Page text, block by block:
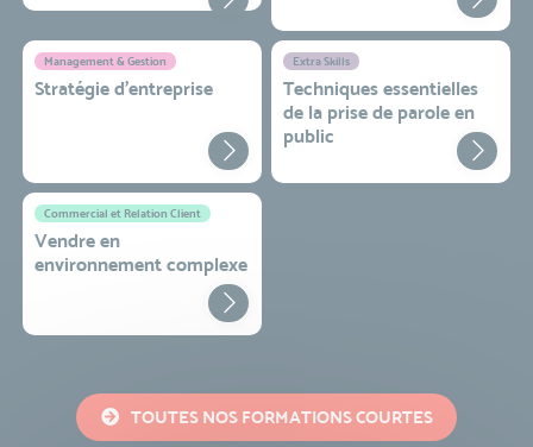
Management & Gestion
Stratégie d’entreprise
Extra Skills
Techniques essentielles
de la prise de parole en
public
Commercial et Relation Client
Vendre en
environnement complexe
TOUTES NOS FORMATIONS COURTES